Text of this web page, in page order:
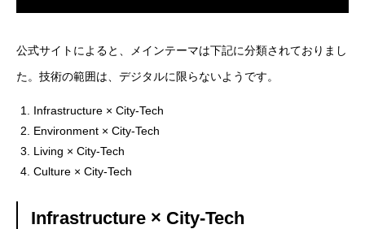
公式サイトによると、メインテーマは下記に分類されておりまし
た。技術の範囲は、デジタルに限らないようです。
Infrastructure × City-Tech
Environment × City-Tech
Living × City-Tech
Culture × City-Tech
Infrastructure × City-Tech